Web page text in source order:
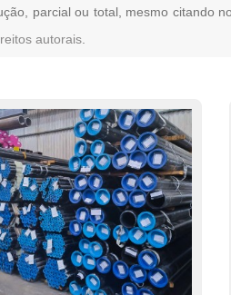
parcial ou total, mesmo citando
autorais